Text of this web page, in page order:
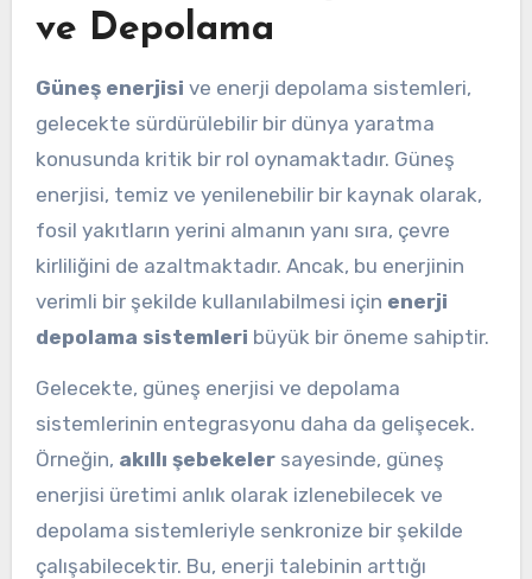
ve Depolama
Güneş enerjisi ve enerji depolama sistemleri,
gelecekte sürdürülebilir bir dünya yaratma
konusunda kritik bir rol oynamaktadır. Güneş
enerjisi, temiz ve yenilenebilir bir kaynak olarak,
fosil yakıtların yerini almanın yanı sıra, çevre
kirliliğini de azaltmaktadır. Ancak, bu enerjinin
verimli bir şekilde kullanılabilmesi için enerji
depolama sistemleri büyük bir öneme sahiptir.
Gelecekte, güneş enerjisi ve depolama
sistemlerinin entegrasyonu daha da gelişecek.
Örneğin, akıllı şebekelersayesinde, güneş
enerjisi üretimi anlık olarak izlenebilecek ve
depolama sistemleriyle senkronize bir şekilde
çalışabilecektir. Bu, enerji talebinin arttığı